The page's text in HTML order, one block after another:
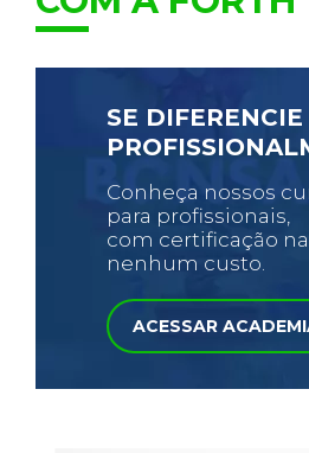
SE DIFERENCIE
Conheça nossos
para profissionais,
com certificação
nenhum custo.
ACESSAR